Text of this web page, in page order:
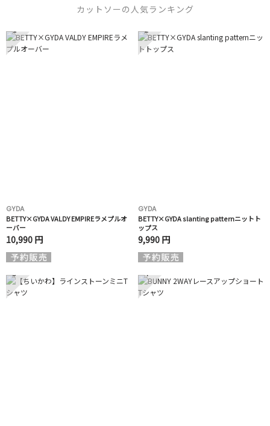
カットソーの人気ランキング
1
GYDA
BETTY×GYDA VALDY EMPIREラメプルオ
ーバー
10,990 円
2
GYDA
BETTY×GYDA slanting patternニットト
ップス
9,990 円
3 4